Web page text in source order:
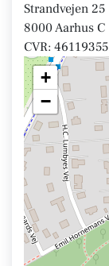
Strandvejen 25
8000 Aarhus C
CVR: 46119355
+
−